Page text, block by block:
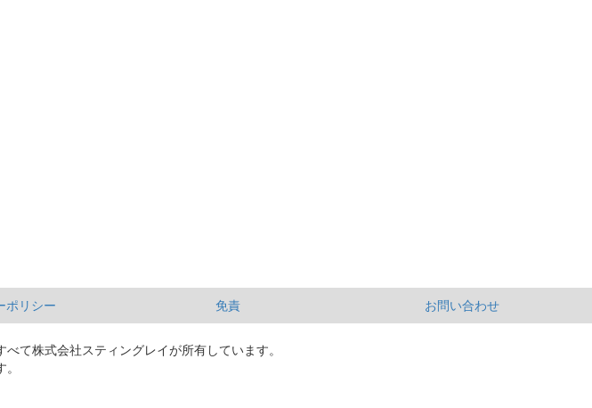
ポリシー 免責 お問い合わせ
て株式会社スティングレイが所有しています。